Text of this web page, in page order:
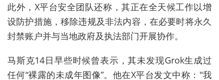
此外，X平台安全团队还称，其正在全天候工作以增
设防护措施，移除违规及非法内容，在必要时将永久
封禁账户并与当地政府及执法部门开展协作。
马斯克14日早些时候曾表示，其未发现Grok生成过
任何“裸露的未成年图像”。他在X平台发文中称："我